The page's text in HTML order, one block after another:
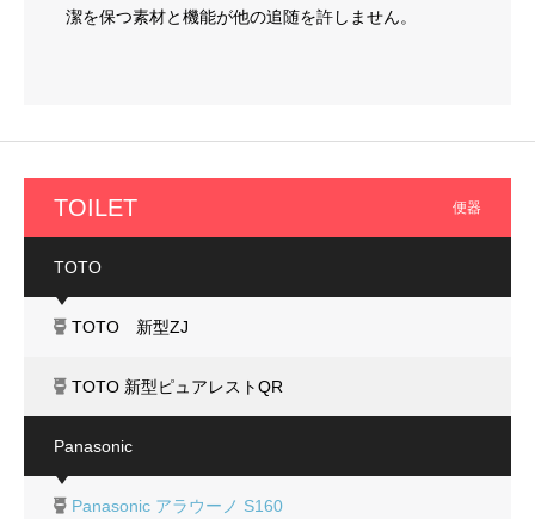
潔を保つ素材と機能が他の追随を許しません。
TOILET 便器
TOTO
TOTO 新型ZJ
TOTO 新型ピュアレストQR
Panasonic
Panasonic アラウーノ S160